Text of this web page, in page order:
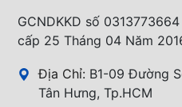
GCNDKKD số
cấp 25 Tháng 04 Năm
Địa Chỉ: B1-09 Đường
Tân Hưng, Tp.HCM